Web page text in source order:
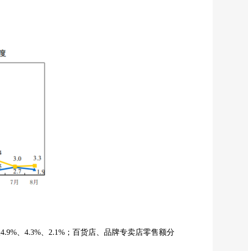
4.9%、 4.3%、 2.1%；百货店、品牌专卖店零售额分